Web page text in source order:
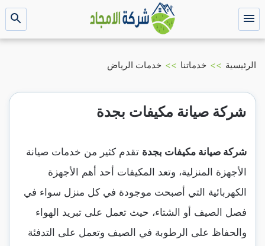
التجاوز
إلى القائمة
بحث
عن
الرئيسية >> خدماتنا >> خدمات الرياض
شركة صيانة مكيفات بجدة
شركة صيانة مكيفات بجدة تقدم كثير من خدمات صيانة
الأجهزة المنزلية، وتعد المكيفات أحد أهم الأجهزة
الكهربائية التي أصبحت موجودة في كل منزل سواء في
فصل الصيف أو الشتاء، حيث تعمل على تبريد الهواء
والحفاظ على الرطوبة في الصيف وتعمل على التدفئة